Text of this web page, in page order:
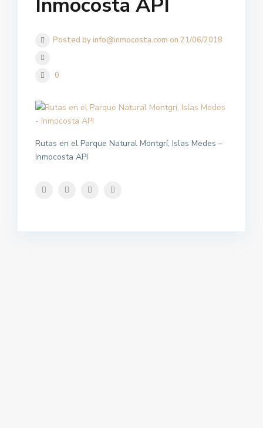
Posted by info@inmocosta.com on 21/06/2018
0
Rutas en el Parque Natural Montgrí, Islas Medes –
Inmocosta API